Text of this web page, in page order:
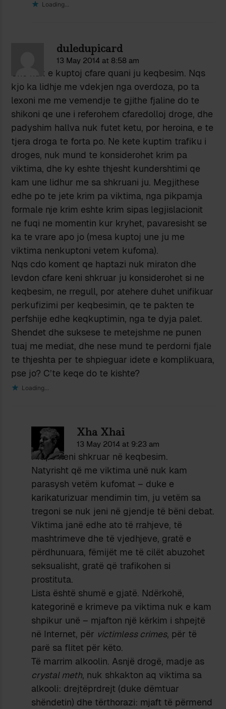
Loading...
duledupicard
13 May 2014 at 8:58 am
Une nuk e kuptoj cfare quani ju keqbesim. Nqs
kjo ka lidhje me vdekjen nga overdoza, po ta
lexoni me me vemendje te gjithe fjaline do te
shikoni qe une i referohem cfaredolloj droge, dhe
padyshim hallva nuk futet ketu, por heroina, e te
tjera droga te forta po. Ne kete kuptim trafiku i
droges, nuk mund te konsiderohet krim pa
viktima, dhe ky eshte thjesht kundershtimi qe
kam une lidhur me sa shkruani ju. Megjithese
edhe po te jete krim pa viktima, nga pikpamja
formale nje krim eshte krim sipas legjislacionit
ne fuqi ne momentin kur kryhet, pavaresisht se
ka te vrare apo jo (mesa kuptoj une ju me
viktima nenkuptoni vetem kufoma).
Nqs cdo koment qe haptazi nuk miraton dhe
levdon cfare keni shkruar ju konsiderohet si ne
keqbesim, ne rregull, por atehere duhet unifikuar
perkufizimi per keqbesimin, qe te pakten te
perfshije edhe keqkuptimin, nga te dyja palet.
Shendet dhe suksese te metejshme ne punen
tuaj me mediat, dhe nese mund te perdorni fjale
te thjeshta per te shpieguar idete e komplikuara,
pse jo? C’te keqe do te kishte?
Loading...
Xha Xhai
13 May 2014 at 9:23 am
Prapë keni shkruar në keqbesim.
Natyrisht që me viktima unë nuk kam
parasysh vetëm kufomat – duke e
karikaturizuar mendimin tim, ju vetëm sa
tregoni se nuk jeni në gjendje të bëni debat.
Viktima janë edhe ato të rrahjeve, të
mashtrimeve dhe të vjedhjeve, gratë e
përdhunuara, fëmijët me të cilët abuzohet
seksualisht, gratë që trafikohen si
prostituta.
Lista është shumë e gjatë. Ndërkohë,
kategorinë e krimeve pa viktima nuk e kam
shpikur unë – mjafton një kërkim i shpejtë
në Internet, për victimless crimes, për të
parë sa flitet për këto.
Të marrim alkoolin. Asnjë drogë, madje as
crystal meth, nuk shkakton aq viktima sa
alkooli: drejtëprdrejt (duke dëmtuar
shëndetin) dhe tërthorazi: mjaft të përmend